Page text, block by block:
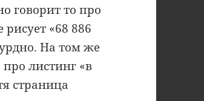
говорит то про
«68 886
На том же
листинг «в
страница